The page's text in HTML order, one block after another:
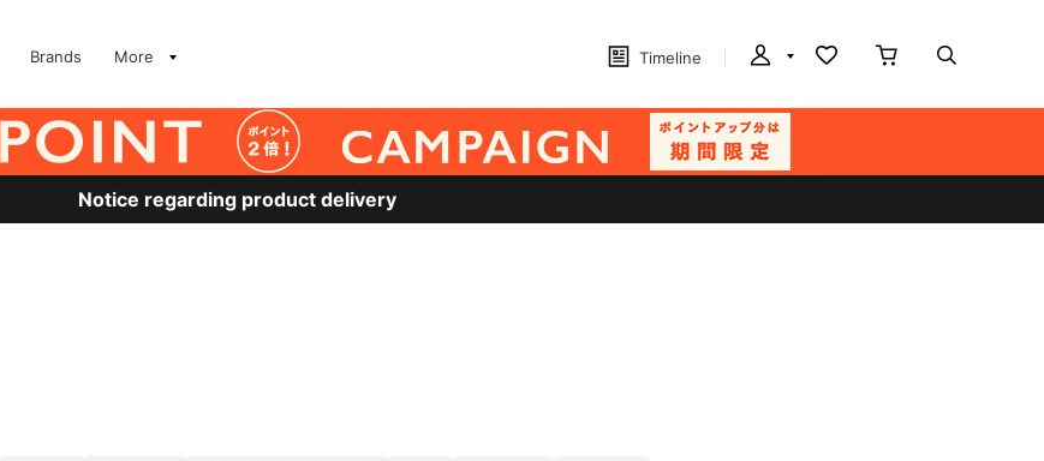
Brands More Timeline
Notice regarding product delivery